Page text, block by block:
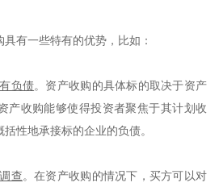
有一些特有的优势，比如：
负债。资产收购的具体标的取决于资产
产收购能够使得投资者聚焦于其计划收
性地承接标的企业的负债。
查。在资产收购的情况下，买方可以对